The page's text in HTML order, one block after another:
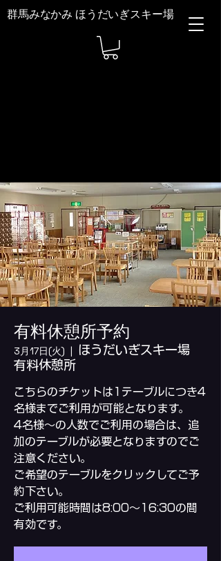
群馬みなかみ ほうだいぎスキー場
有料休憩所予約
3月17日(火)
  |
ほうだいぎスキー場
有料休憩所
こちらのチケットは1テーブルにつき4
名様までご利用が可能となります。
4名様～の人数でご利用の場合は、追
加のテーブルが必要となりますのでご
注意ください。
ご希望のテーブルをクリックしてご予
約下さい。
ご利用可能時間は8:00～16:30の間